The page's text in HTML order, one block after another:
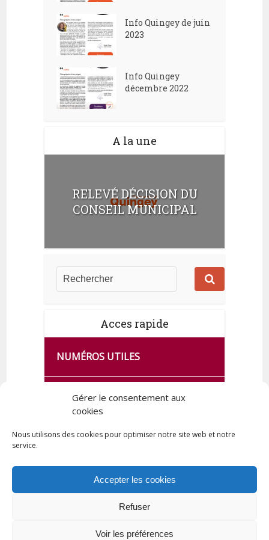
Gérer le consentement aux
cookies
Nous utilisons des cookies pour optimiser notre site web et notre
service.
Accepter les cookies
Refuser
Voir les préférences
Info Quingey de juin
2023
Info Quingey
décembre 2022
A la une
RELEVÉ DÉCISION DU
CONSEIL MUNICIPAL
Acces rapide
NUMÉROS UTILES
CA SE PASSE À FRANCE SERVICES
DE QUINGEY
Tous droits réservés © 2023 Commune de Quingey / Création -